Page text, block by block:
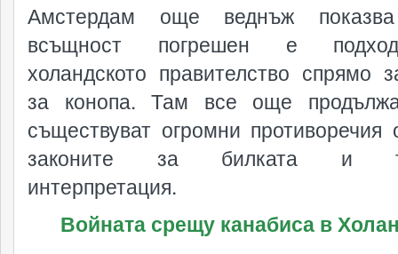
Амстердам още веднъж
всъщност погрешен е
холандското правителство спрямо
за конопа. Там все още
съществуват огромни противоречия
законите за билката и
интерпретация.
Войната срещу канабиса в